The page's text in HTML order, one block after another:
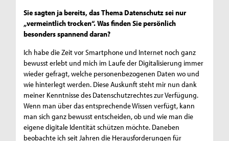
Sie sagten ja bereits, das Thema Datenschutz sei nur
„vermeintlich trocken“. Was finden Sie persönlich
besonders spannend daran?
Ich habe die Zeit vor Smartphone und Internet noch ganz
bewusst erlebt und mich im Laufe der Digitalisierung immer
wieder gefragt, welche personenbezogenen Daten wo und
wie hinterlegt werden. Diese Auskunft steht mir nun dank
meiner Kenntnisse des Datenschutzrechtes zur Verfügung.
Wenn man über das entsprechende Wissen verfügt, kann
man sich ganz bewusst entscheiden, ob und wie man die
eigene digitale Identität schützen möchte. Daneben
beobachte ich seit Jahren die Herausforderungen für